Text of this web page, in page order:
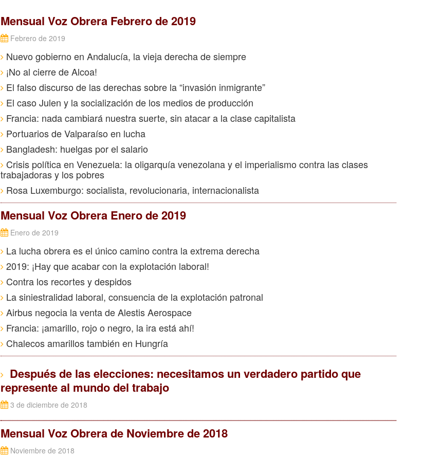
Mensual Voz Obrera Febrero de 2019
Febrero de 2019
Nuevo gobierno en Andalucía, la vieja derecha de siempre
¡No al cierre de Alcoa!
El falso discurso de las derechas sobre la “invasión inmigrante”
El caso Julen y la socialización de los medios de producción
Francia: nada cambiará nuestra suerte, sin atacar a la clase capitalista
Portuarios de Valparaíso en lucha
Bangladesh: huelgas por el salario
Crisis política en Venezuela: la oligarquía venezolana y el imperialismo contra las clases
trabajadoras y los pobres
Rosa Luxemburgo: socialista, revolucionaria, internacionalista
Mensual Voz Obrera Enero de 2019
Enero de 2019
La lucha obrera es el único camino contra la extrema derecha
2019: ¡Hay que acabar con la explotación laboral!
Contra los recortes y despidos
La siniestralidad laboral, consuencia de la explotación patronal
Airbus negocia la venta de Alestis Aerospace
Francia: ¡amarillo, rojo o negro, la ira está ahí!
Chalecos amarillos también en Hungría
Después de las elecciones: necesitamos un verdadero partido que
represente al mundo del trabajo
3 de diciembre de 2018
Mensual Voz Obrera de Noviembre de 2018
Noviembre de 2018